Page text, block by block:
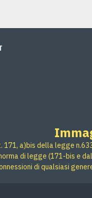
a)bis della legge
di legge (171-bis e
di qualsiasi